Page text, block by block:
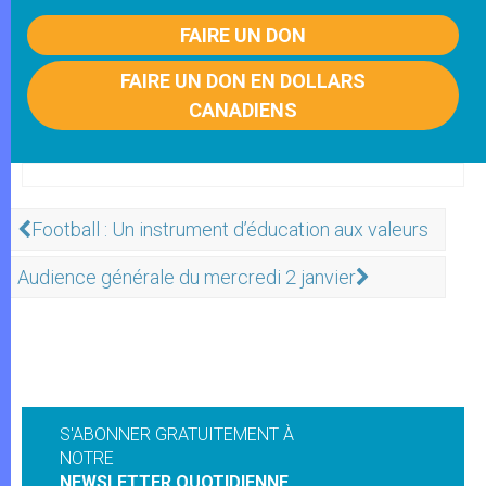
FAIRE UN DON
FAIRE UN DON EN DOLLARS
CANADIENS
Football : Un instrument d’éducation aux valeurs
Audience générale du mercredi 2 janvier
S'ABONNER GRATUITEMENT À
NOTRE